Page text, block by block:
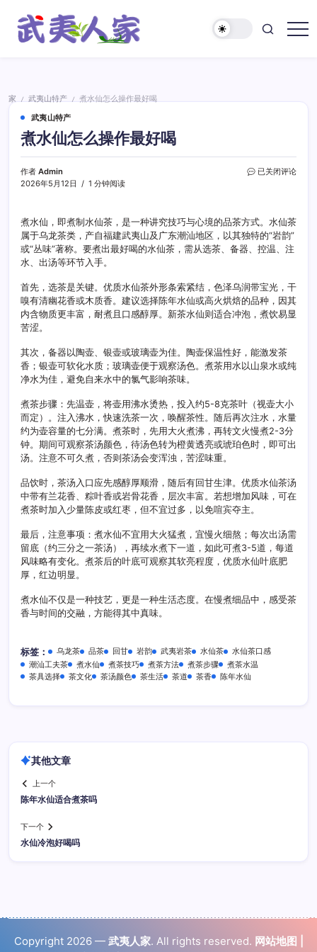
家
家 / 武夷山特产 /
煮水仙怎么操作最好喝
武夷山特产
煮水仙怎么操作最好喝
作者 Admin
2026年5月12日
1 分钟阅读
煮
么
操
作
最
已关闭评论
煮水仙，即煮制水仙茶，是一种讲究技巧与心境的品茶方式。水仙茶
属于乌龙茶类，产自福建武夷山及广东潮汕地区，以其独特的“岩韵”
或“丛味”著称。要煮出最好喝的水仙茶，需从选茶、备器、控温、注
水、出汤等环节入手。
首先，选茶是关键。优质水仙茶外形条索紧结，色泽乌润带宝光，干
嗅有清幽花香或木质香。建议选择陈年水仙或高火烘焙的品种，因其
内含物质更丰富，耐煮且口感醇厚。新茶水仙则适合冲泡，煮饮易显
苦涩。
其次，备器以陶壶、银壶或玻璃壶为佳。陶壶保温性好，能激发茶
香；银壶可软化水质；玻璃壶便于观察汤色。煮茶用水以山泉水或纯
净水为佳，避免自来水中的氯气影响茶味。
煮茶步骤：先温壶，将壶用沸水烫热，投入约5-8克茶叶（视壶大小
而定）。注入沸水，快速洗茶一次，唤醒茶性。随后再次注水，水量
约为壶容量的七分满。煮茶时，先用大火煮沸，再转文火慢煮2-3分
钟。期间可观察茶汤颜色，待汤色转为橙黄透亮或琥珀色时，即可出
汤。注意不可久煮，否则茶汤会变浑浊，苦涩味重。
品饮时，茶汤入口应先感醇厚顺滑，随后有回甘生津。优质水仙茶汤
中带有兰花香、粽叶香或岩骨花香，层次丰富。若想增加风味，可在
煮茶时加入少量陈皮或红枣，但不宜过多，以免喧宾夺主。
最后，注意事项：煮水仙不宜用大火猛煮，宜慢火细熬；每次出汤需
留底（约三分之一茶汤），再续水煮下一道，如此可煮3-5道，每道
风味略有变化。煮茶后的叶底可观察其软亮程度，优质水仙叶底肥
厚，红边明显。
煮水仙不仅是一种技艺，更是一种生活态度。在慢煮细品中，感受茶
香与时间的交融，方能得其中真味。
标签： 乌龙茶 品茶 回甘 岩韵 武夷岩茶 水仙茶
水仙茶口感
潮汕工夫茶
煮水仙 煮茶技巧 煮茶方法 煮茶步骤
煮茶水温
茶具选择
茶文化 茶汤颜色 茶生活 茶道 茶香 陈年水仙
其他文章
上一个
陈年水仙适合煮茶吗
下一个
水仙冷泡好喝吗
Copyright 2026 — 武夷人家. All rights reserved. 网站地图